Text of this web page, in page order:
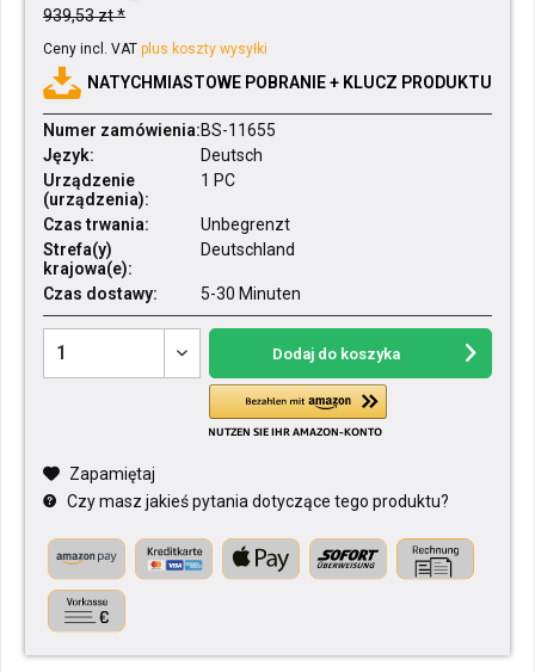
939,53 zt *
Ceny incl. VAT plus koszty wysyłki
NATYCHMIASTOWE POBRANIE + KLUCZ PRODUKTU
Numer zamówienia:BS-11655
Język:
Deutsch
Urządzenie
(urządzenia):
1 PC
Czas trwania:
Unbegrenzt
Strefa(y)
krajowa(e):
Deutschland
Czas dostawy: 5-30 Minuten
Dodaj do koszyka
Zapamiętaj
Czy masz jakieś pytania dotyczące tego produktu?